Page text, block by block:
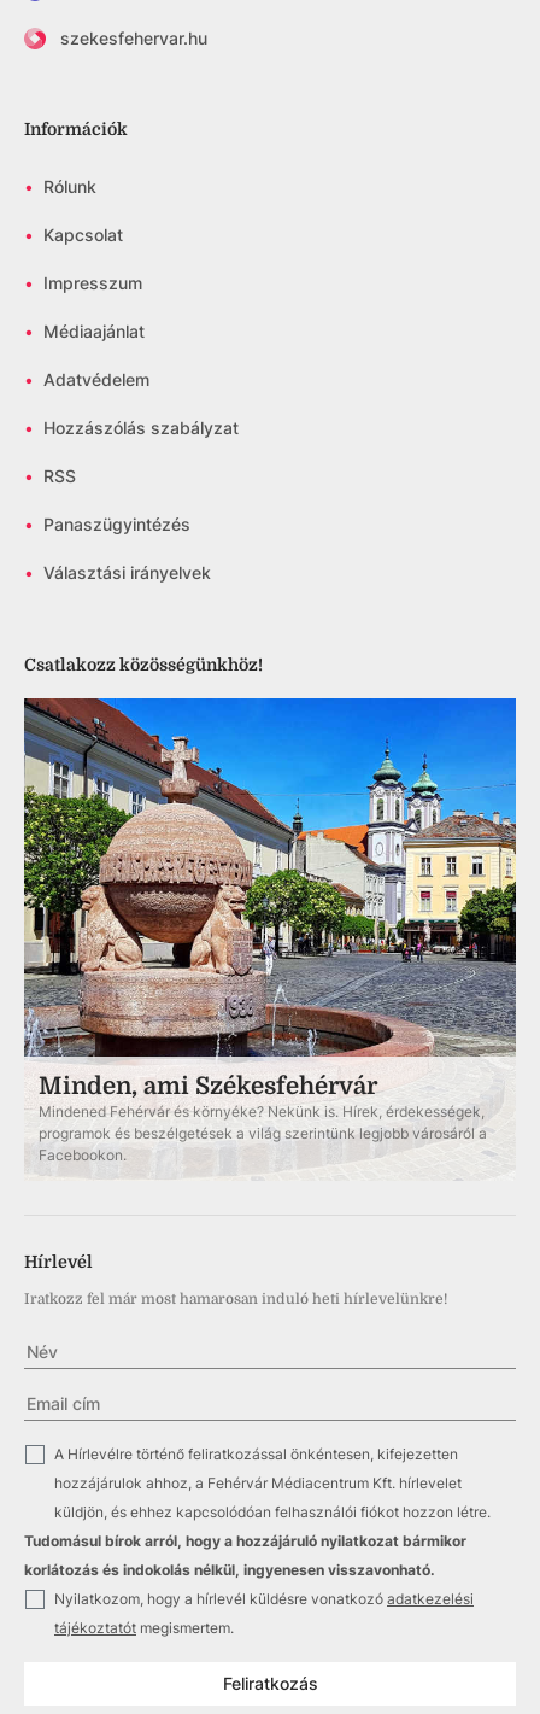
szekesfehervar.hu
Információk
• Rólunk
• Kapcsolat
• Impresszum
• Médiaajánlat
• Adatvédelem
• Hozzászólás szabályzat
• RSS
• Panaszügyintézés
• Választási irányelvek
Csatlakozz közösségünkhöz!
Minden, ami Székesfehérvár
Mindened Fehérvár és környéke? Nekünk is. Hírek, érdekességek,
programok és beszélgetések a világ szerintünk legjobb városáról a
Facebookon.
Hírlevél
Iratkozz fel már most hamarosan induló heti hírlevelünkre!
✓
A Hírlevélre történő feliratkozással önkéntesen, kifejezetten
hozzájárulok ahhoz, a Fehérvár Médiacentrum Kft. hírlevelet
küldjön, és ehhez kapcsolódóan felhasználói fiókot hozzon létre.
Tudomásul bírok arról, hogy a hozzájáruló nyilatkozat bármikor
korlátozás és indokolás nélkül, ingyenesen visszavonható.
✓ Nyilatkozom, hogy a hírlevél küldésre vonatkozó adatkezelési
tájékoztatót megismertem.
Feliratkozás